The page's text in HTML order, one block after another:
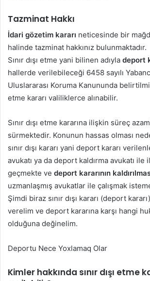
Tazminat Hakkı
İdari gözetim kararı neticesinde bir
halinde tazminat hakkınız bulunmaktadır.
Sınır dışı etme yani bilinen adıyla deport
hallerde verilebileceği 6458 sayılı
Uluslararası Koruma Kanununda
etme kararı valiliklerce alınabilir.
Sınır dışı etme kararına ilişkin süreç
sürmektedir. Konunun hassas olması
sınır dışı kararı yani deport kararı
avukatı ya da deport kaldırma avukatı ile
geçmekte ve deport kararının
uzmanlaşmış avukatlar ile çalışmak
Şimdi biraz sınır dışı kararı (deport
verelim ve deport kararına karşı hangi
olduğuna değinelim.
Deportu Nece Yoxlamaq Olar
Kimler hakkında sınır dışı etme